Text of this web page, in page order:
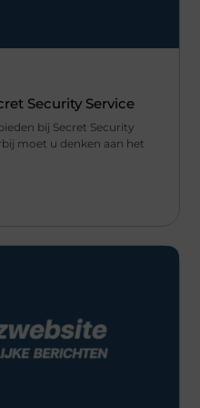
Security Service
bij Secret Security
moet u denken aan het